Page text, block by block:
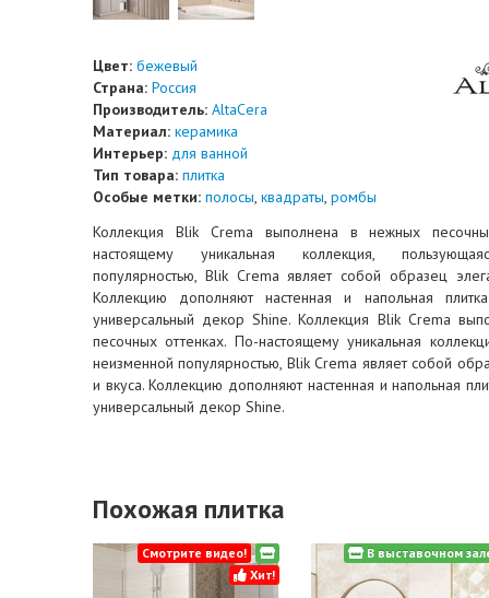
Цвет: бежевый
Страна: Россия
Производитель: AltaCera
Материал: керамика
Интерьер: для ванной
Тип товара: плитка
Особые метки: полосы, квадраты, ромбы
Коллекция Blik Crema выполнена в нежных
настоящему уникальная коллекция,
популярностью, Blik Crema являет собой образец
Коллекцию дополняют настенная и напольная
универсальный декор Shine. Коллекция Blik Crema
песочных оттенках. По-настоящему уникальная
неизменной популярностью, Blik Crema являет собой
и вкуса. Коллекцию дополняют настенная и напольная
универсальный декор Shine.
Похожая плитка
Смотрите видео!
Хит!
В выставочном